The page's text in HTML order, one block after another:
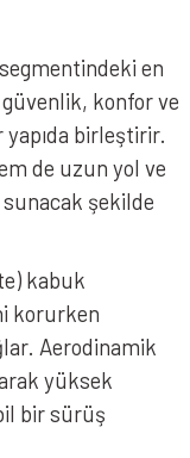
en
konfor ve
birleştirir.
de uzun yol ve
şekilde
kabuk
korurken
Aerodinamik
yüksek
bir sürüş